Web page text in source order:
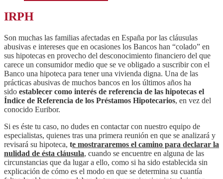
IRPH
Son muchas las familias afectadas en España por las cláusulas
abusivas e intereses que en ocasiones los Bancos han “colado” en
sus hipotecas en provecho del desconocimiento financiero del que
carece un consumidor medio que se ve obligado a suscribir con el
Banco una hipoteca para tener una vivienda digna. Una de las
prácticas abusivas de muchos bancos en los últimos años ha
sido establecer como interés de referencia de las hipotecas el
Índice de Referencia de los Préstamos Hipotecarios, en vez del
conocido Euribor.
Si es éste tu caso, no dudes en contactar con nuestro equipo de
especialistas, quienes tras una primera reunión en que se analizará y
revisará su hipoteca, te mostrararemos el camino para declarar la
nulidad de ésta cláusula, cuando se encuentre en alguna de las
circunstancias que da lugar a ello, como si ha sido establecida sin
explicación de cómo es el modo en que se determina su cuantía